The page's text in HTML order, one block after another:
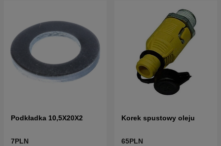
Podkładka 10,5X20X2
7PLN
Korek spustowy oleju
65PLN